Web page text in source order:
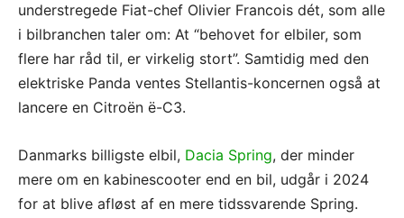
understregede Fiat-chef Olivier Francois dét, som alle
i bilbranchen taler om: At “behovet for elbiler, som
flere har råd til, er virkelig stort”. Samtidig med den
elektriske Panda ventes Stellantis-koncernen også at
lancere en Citroën ë-C3.
Danmarks billigste elbil, Dacia Spring, der minder
mere om en kabinescooter end en bil, udgår i 2024
for at blive afløst af en mere tidssvarende Spring.